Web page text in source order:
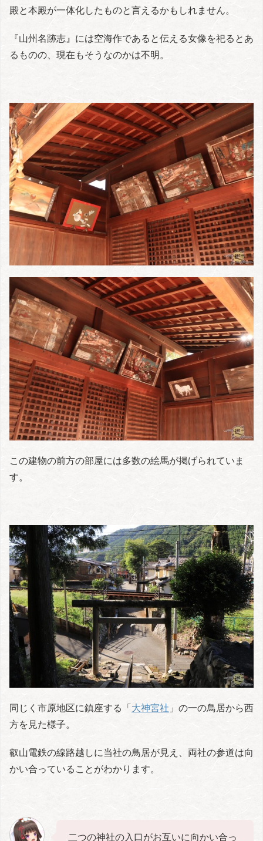
殿と本殿が一体化したものと言えるかもしれません。
『山州名跡志』には空海作であると伝える女像を祀るとあ
るものの、現在もそうなのかは不明。
この建物の前方の部屋には多数の絵馬が掲げられていま
す。
同じく市原地区に鎮座する「大神宮社 」の一の鳥居から西
方を見た様子。
叡山電鉄の線路越しに当社の鳥居が見え、両社の参道は向
かい合っていることがわかります。
二つの神社の入口がお互いに向かい合っ